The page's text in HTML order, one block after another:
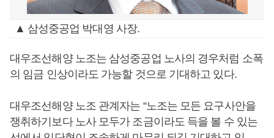
▲ 삼성중공업 박대영 사장.
대우조선해양 노조는 삼성중공업 노사의 경우처럼 소폭
의 임금 인상이라도 가능할 것으로 기대하고 있다.
대우조선해양 노조 관계자는 “노조는 모든 요구사안을
쟁취하기보다 노사 모두가 조금이라도 득을 볼 수 있는